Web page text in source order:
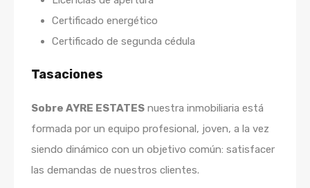
Certificado energético
Certificado de segunda cédula
Tasaciones
Sobre AYRE ESTATES nuestra inmobiliaria está
formada por un equipo profesional, joven, a la vez
siendo dinámico con un objetivo común: satisfacer
las demandas de nuestros clientes.